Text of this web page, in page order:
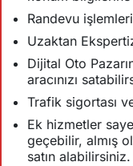
Randevu
Uzaktan
Dijital Oto
aracınızı
Trafik sigortası
Ek hizmetler
geçebilir, almış
satın alabilirsiniz.